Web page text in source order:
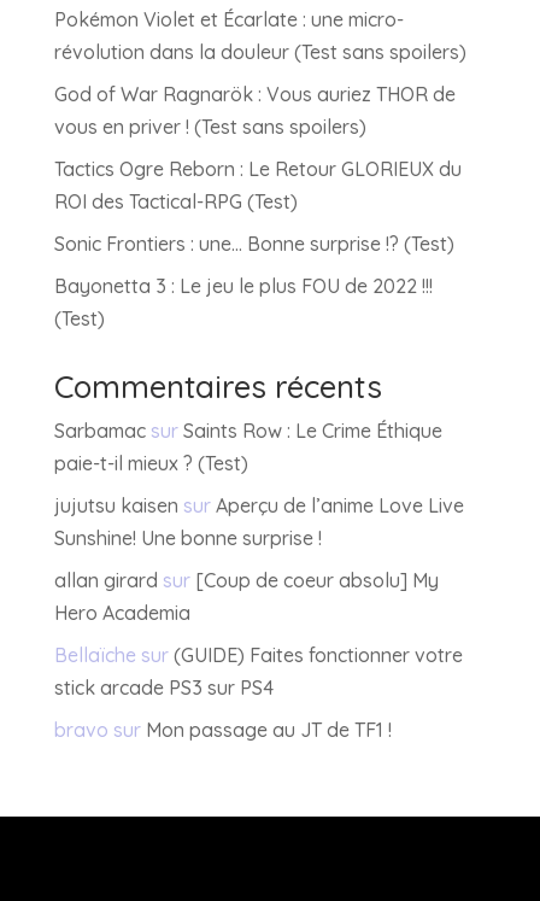
Pokémon Violet et Écarlate : une micro-
révolution dans la douleur (Test sans spoilers)
God of War Ragnarök : Vous auriez THOR de
vous en priver ! (Test sans spoilers)
Tactics Ogre Reborn : Le Retour GLORIEUX du
ROI des Tactical-RPG (Test)
Sonic Frontiers : une… Bonne surprise !? (Test)
Bayonetta 3 : Le jeu le plus FOU de 2022 !!!
(Test)
Commentaires récents
Sarbamacsur Saints Row : Le Crime Éthique
paie-t-il mieux ? (Test)
jujutsu kaisen sur Aperçu de l’anime Love Live
Sunshine! Une bonne surprise !
allan girard sur [Coup de coeur absolu] My
Hero Academia
Bellaïche sur (GUIDE) Faites fonctionner votre
stick arcade PS3 sur PS4
bravo sur Mon passage au JT de TF1 !